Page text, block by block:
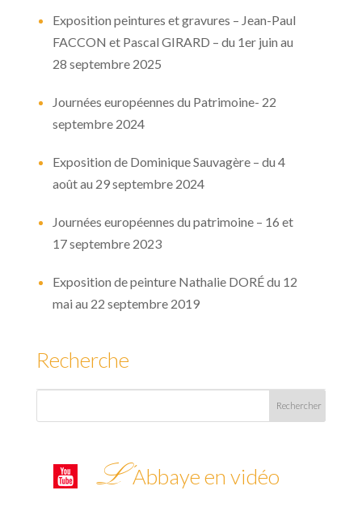
Exposition peintures et gravures – Jean-Paul
FACCON et Pascal GIRARD – du 1er juin au
28 septembre 2025
Journées européennes du Patrimoine- 22
septembre 2024
Exposition de Dominique Sauvagère – du 4
août au 29 septembre 2024
Journées européennes du patrimoine – 16 et
17 septembre 2023
Exposition de peinture Nathalie DORÉ du 12
mai au 22 septembre 2019
Recherche
L’Abbaye en vidéo